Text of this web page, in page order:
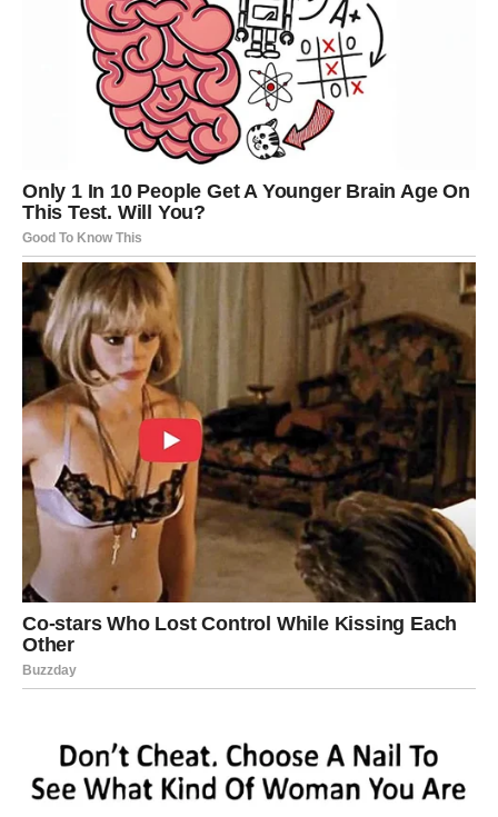
važnog cilja.
Poruka zvijezda
Ne bojte se razmišljati veliko.
JARAC
Šta vam zvijezde spremaju?
Vaš trud konačno počinje donositi rezultate koje možete
jasno vidjeti.
Poruka zvijezda
Ustrajnost će biti nagrađena.
VODOLIJA
Šta vam zvijezde spremaju?
Neočekivana prilika mogla bi promijeniti vaše planove na
najbolji mogući način.
Ne zatvarajte vrata novim iskustvima.